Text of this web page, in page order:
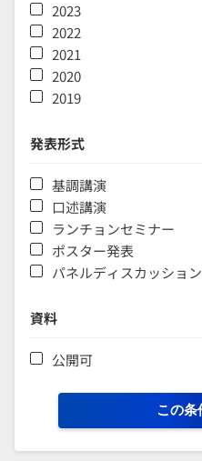
2023
2022
2021
2020
2019
発表形式
基調講演
口述講演
ランチョンセミナー
ポスター発表
パネルディスカッション
資料
公開可